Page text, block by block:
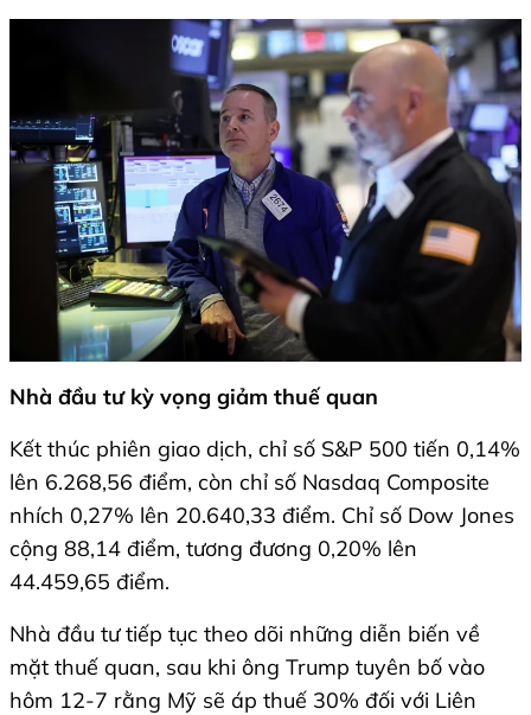
Nhà đầu tư kỳ vọng giảm thuế quan
Kết thúc phiên giao dịch, chỉ số S&P 500 tiến 0,14%
lên 6.268,56 điểm, còn chỉ số Nasdaq Composite
nhích 0,27% lên 20.640,33 điểm. Chỉ số Dow Jones
cộng 88,14 điểm, tương đương 0,20% lên
44.459,65 điểm.
Nhà đầu tư tiếp tục theo dõi những diễn biến về
mặt thuế quan, sau khi ông Trump tuyên bố vào
hôm 12-7 rằng Mỹ sẽ áp thuế 30% đối với Liên